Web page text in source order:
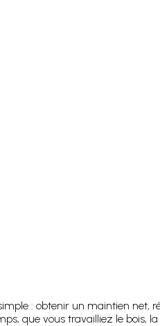
: obtenir un maintien net,
que vous travailliez le bois,